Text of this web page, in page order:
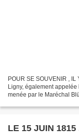
POUR SE SOUVENIR , IL
Ligny, également
menée par le Maréchal
LE 15 JUIN 1815